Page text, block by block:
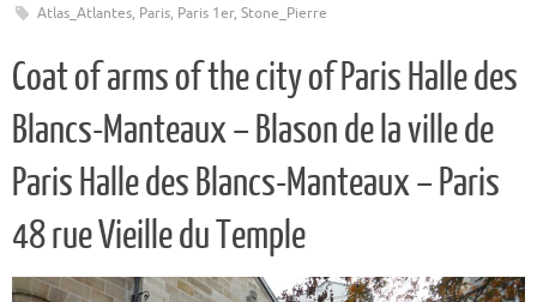
Atlas_Atlantes, Paris, Paris 1er, Stone_Pierre
Coat of arms of the city of Paris Halle des
Blancs-Manteaux – Blason de la ville de
Paris Halle des Blancs-Manteaux – Paris
48 rue Vieille du Temple